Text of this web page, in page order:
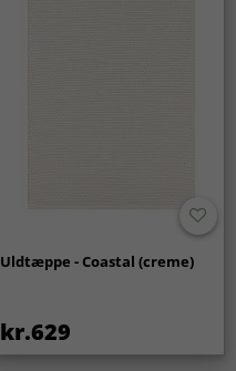
Uldtæppe - Coastal (creme)
kr.629